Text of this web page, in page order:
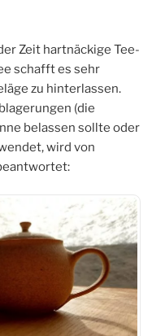
Zeit hartnäckige Tee-
schafft es sehr
zu hinterlassen.
(die
belassen sollte oder
wird von